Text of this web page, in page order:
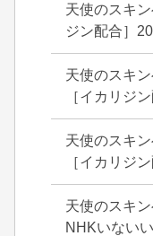
天使のスキ
ジン配合］
天使のスキ
［イカリジ
天使のスキ
［イカリジ
天使のスキ
NHKいない